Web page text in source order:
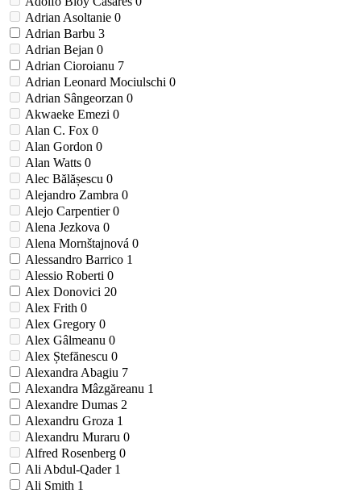
Adrian Asoltanie 0
Adrian Barbu 3
Adrian Bejan 0
Adrian Cioroianu 7
Adrian Leonard Mociulschi 0
Adrian Sângeorzan 0
Akwaeke Emezi 0
Alan C. Fox 0
Alan Gordon 0
Alan Watts 0
Alec Bălășescu 0
Alejandro Zambra 0
Alejo Carpentier0
Alena Jezkova 0
Alena Mornštajnová 0
Alessandro Barrico 1
Alessio Roberti 0
Alex Donovici 20
Alex Frith 0
Alex Gregory 0
Alex Gâlmeanu 0
Alex Ștefănescu 0
Alexandra Abagiu 7
Alexandra Mâzgăreanu 1
Alexandre Dumas 2
Alexandru Groza 1
Alexandru Muraru 0
Alfred Rosenberg 0
Ali Abdul-Qader 1
Ali Smith 1